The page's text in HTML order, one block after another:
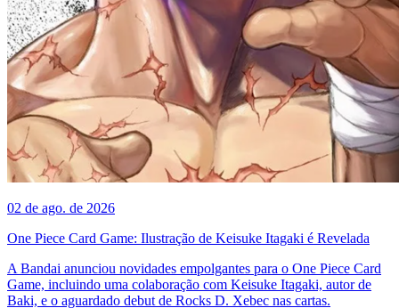
02 de ago. de 2026
One Piece Card Game: Ilustração de Keisuke Itagaki é Revelada
A Bandai anunciou novidades empolgantes para o One Piece Card
Game, incluindo uma colaboração com Keisuke Itagaki, autor de
Baki, e o aguardado debut de Rocks D. Xebec nas cartas.